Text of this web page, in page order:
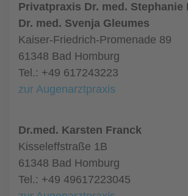
Privatpraxis Dr. med. Stephanie
Dr. med. Svenja Gleumes
Kaiser-Friedrich-Promenade 89
61348 Bad Homburg
Tel.: +49 617243223
zur Augenarztpraxis
Dr.med. Karsten Franck
Kisseleffstraße 1B
61348 Bad Homburg
Tel.: +49 49617223045